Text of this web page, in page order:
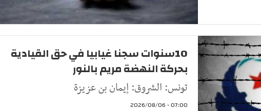
10سنوات سجنا غيابيا في حق القيادية
بحركة النهضة مريم بالنور
تونس: الشروق: إيمان بن عزيزة
07:00 - 2026/08/06